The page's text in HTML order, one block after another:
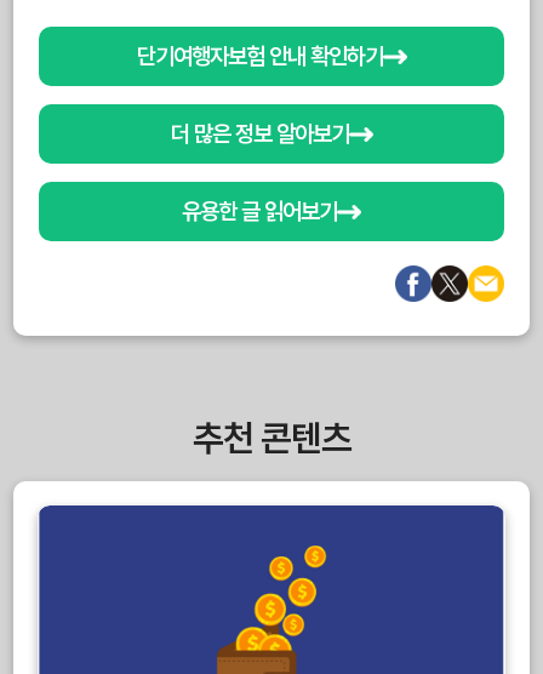
단기여행자보험 안내 확인하기
더 많은 정보 알아보기
유용한 글 읽어보기
추천 콘텐츠